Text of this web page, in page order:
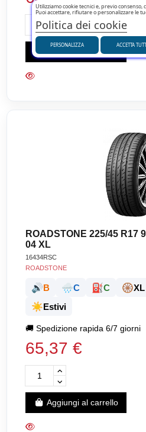
Aggiungi al carrello
ROADSTONE 225/45 R17
04 XL
16434RSC
ROADSTONE
🔊B 🌧️C ⛽C 🛞
☀️Estivi
🚚Spedizione rapida 6/7 giorni
65,37 €
Aggiungi al carrello
Utilizziamo cookie tecnici e, previo consenso,
Puoi accettare, rifiutare o personalizzare le
Politica dei cookie
PERSONALIZZA ACCETTA